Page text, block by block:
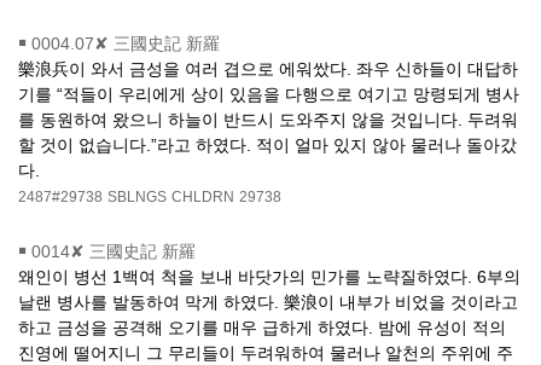
￭ 0004.07✘ 三國史記 新羅
樂浪兵이 와서 금성을 여러 겹으로 에워쌌다. 좌우 신하들이 대답하
기를 “적들이 우리에게 상이 있음을 다행으로 여기고 망령되게 병사
를 동원하여 왔으니 하늘이 반드시 도와주지 않을 것입니다. 두려워
할 것이 없습니다.”라고 하였다. 적이 얼마 있지 않아 물러나 돌아갔
다.
2487#29738 SBLNGS CHLDRN 29738
￭ 0014✘ 三國史記 新羅
왜인이 병선 1백여 척을 보내 바닷가의 민가를 노략질하였다. 6부의
날랜 병사를 발동하여 막게 하였다. 樂浪이 내부가 비었을 것이라고
하고 금성을 공격해 오기를 매우 급하게 하였다. 밤에 유성이 적의
진영에 떨어지니 그 무리들이 두려워하여 물러나 알천의 주위에 주